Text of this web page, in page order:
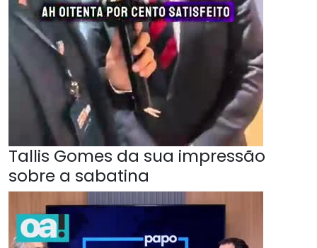
Tallis Gomes da sua impressão
sobre a sabatina